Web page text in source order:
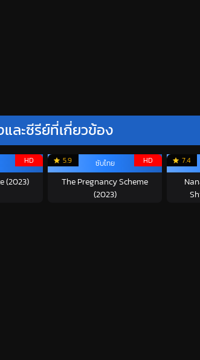
ละซีรีย์ที่เกี่ยวข้อง
HD
(2023)
5.9 HD
ซับไทย
The Pregnancy Scheme
(2023)
7.4